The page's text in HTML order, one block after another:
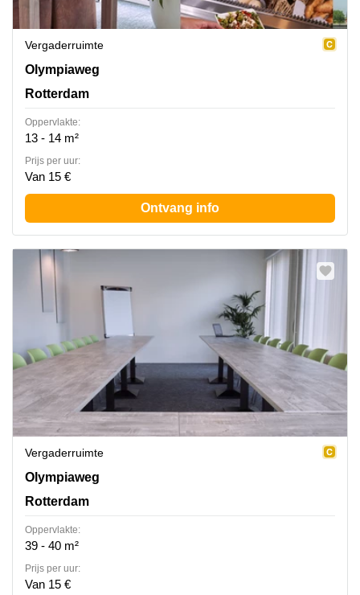
Vergaderruimte
Olympiaweg 4, Rotterdam
Olympiaweg
Rotterdam
Oppervlakte:
13 - 14 m²
Prijs per uur:
Van 15 €
Ontvang info
Vergaderruimte
Olympiaweg 4, Rotterdam
Olympiaweg
Rotterdam
Oppervlakte:
39 - 40 m²
Prijs per uur:
Van 15 €